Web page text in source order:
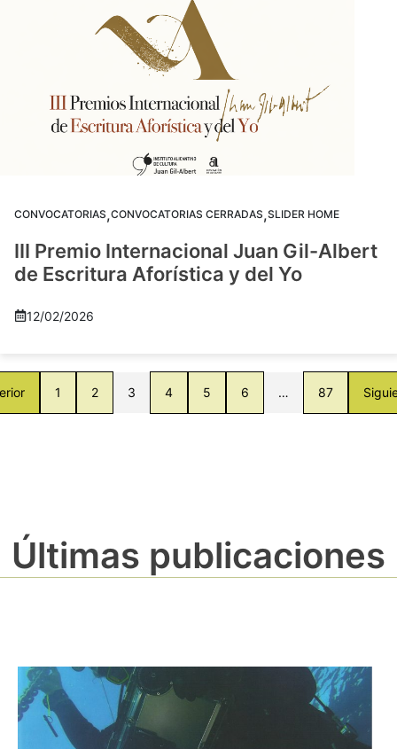
CONVOCATORIAS,CONVOCATORIAS CERRADAS,SLIDER HOME
III Premio Internacional Juan Gil-Albert
de Escritura Aforística y del Yo
12/02/2026
1 2 3 4 5 6 … 87
Últimas publicaciones